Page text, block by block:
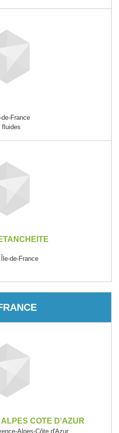
France
fluides
de-France
COTE D'AZUR
Alpes-Côte d'Azur